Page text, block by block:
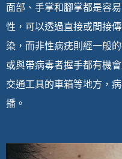
面部、手掌和腳掌都是容
性，可以透過直接或間接
染，而非性病疣則經一般
或與帶病毒者握手都有機
交通工具的車箱等地方，
播。